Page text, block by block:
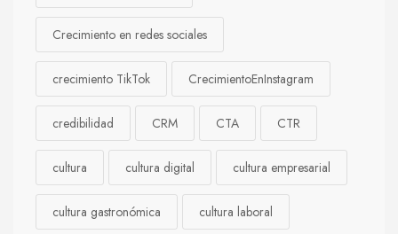
Crecimiento en redes sociales
crecimiento TikTok CrecimientoEnInstagram
credibilidad CRM CTA CTR
cultura cultura digital cultura empresarial
cultura gastronómica cultura laboral